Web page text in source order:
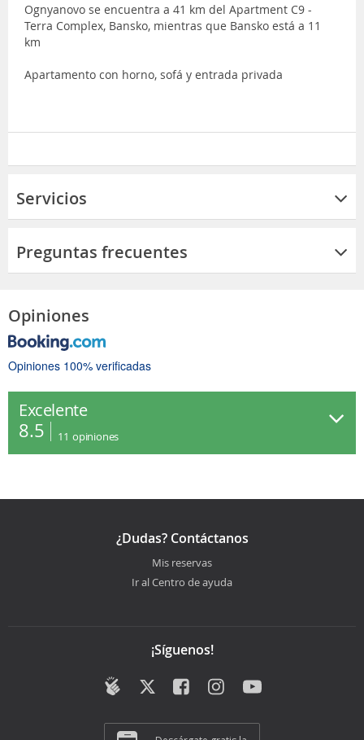
Ognyanovo se encuentra a 41 km del Apartment C9 -
Terra Complex, Bansko, mientras que Bansko está a 11
km
Apartamento con horno, sofá y entrada privada
Servicios
Preguntas frecuentes
Opiniones
Opiniones 100% verificadas
Excelente
8.5 11 opiniones
¿Dudas? Contáctanos
Mis reservas
Ir al Centro de ayuda
¡Síguenos!